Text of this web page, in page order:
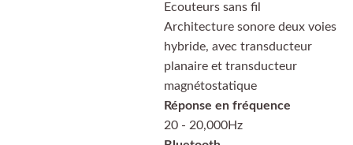
Ecouteurs sans fil
Architecture sonore deux voies
hybride, avec transducteur
planaire et transducteur
magnétostatique
Réponse en fréquence
20 - 20,000Hz